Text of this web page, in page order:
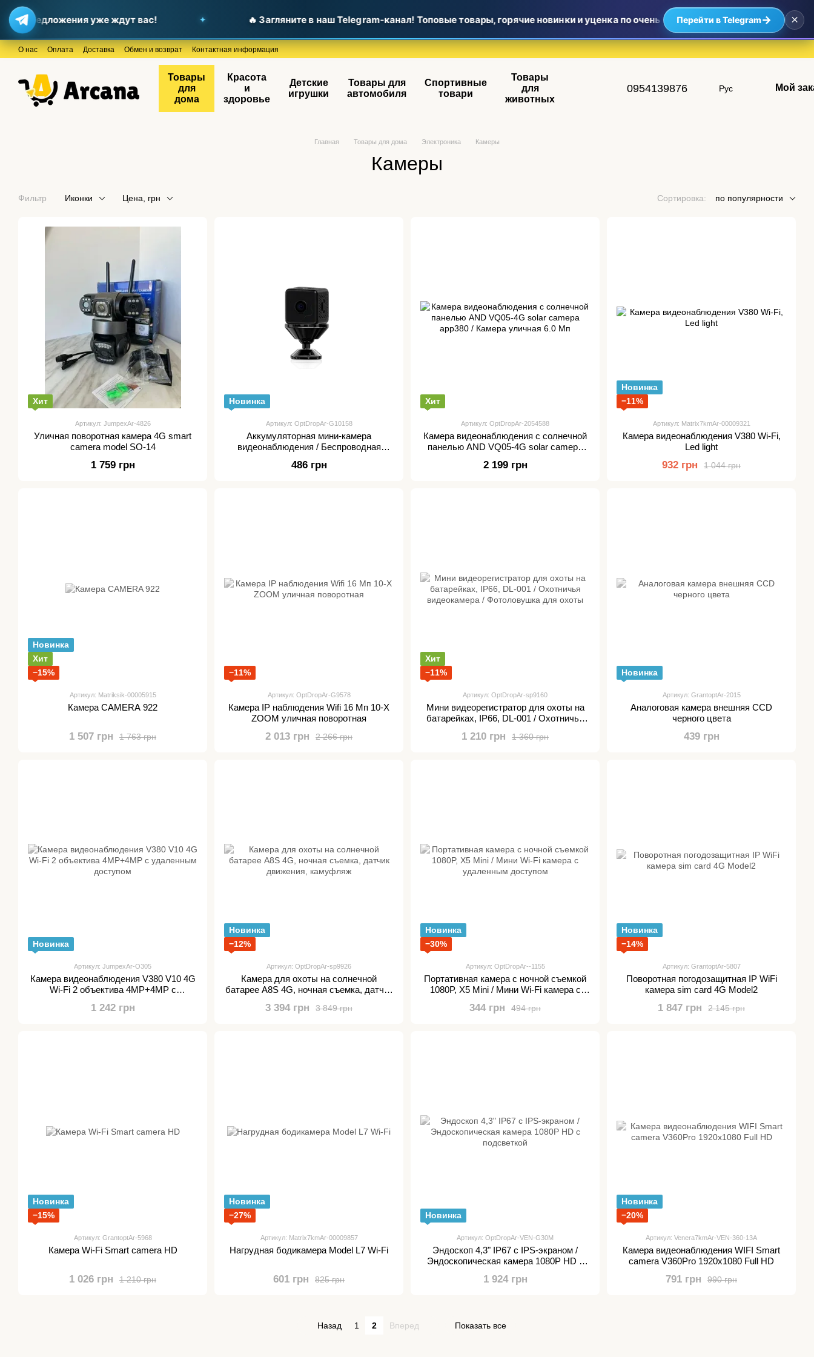
предложения уже ждут вас! 🔥 Загляните в наш Telegram-канал! Топовые товары, горячие новинки и уценка по очень приятным ценам — самые
Перейти в Telegram→ ×
Перейти к основному контенту
О нас Оплата Доставка Обмен и возврат Контактная информация
Товары
для
дома
Красота
и
здоровье
Детские
игрушки
Товары для
автомобиля
Спортивные
товари
Товары
для
животных
0954139876 Рус Мой
Главная Товары для дома Электроника Камеры
Камеры
Фильтр Иконки Цена, грн Сортировка: по популярности
Хит
Артикул: JumpexAr-4826
Уличная поворотная камера 4G smart
camera model SO-14
1 759 грн
Новинка
Артикул: OptDropAr-G10158
Аккумуляторная мини-камера
видеонаблюдения / Беспроводная
камера с подставкой
486 грн
Хит
Артикул: OptDropAr-2054588
Камера видеонаблюдения с солнечной
панелью AND VQ05-4G solar camepa
2 199 грн
Новинка
−11%
Артикул: Matrix7kmAr-00009321
Камера видеонаблюдения V380 Wi-Fi,
Led light
1 044 грн
932 грн
Новинка
Хит
−15%
Артикул: Matriksik-00005915
Камера CAMERA 922
1 763 грн
1 507 грн
−11%
Артикул: OptDropAr-G9578
Камера IP наблюдения Wifi 16 Мп 10-Х
ZOOM уличная поворотная
2 266 грн
2 013 грн
Хит
−11%
Артикул: OptDropAr-sp9160
Мини видеорегистратор для охоты на
батарейках, IP66, DL-001 / Охотничья
1 360 грн
1 210 грн
Новинка
Артикул: GrantoptAr-2015
Аналоговая камера внешняя CCD
черного цвета
439 грн
Новинка
Артикул: JumpexAr-О305
Камера видеонаблюдения V380 V10 4G
Wi-Fi 2 объектива 4MP+4MP с
1 242 грн
Новинка
−12%
Артикул: OptDropAr-sp9926
Камера для охоты на солнечной
батарее A8S 4G, ночная съемка, датчик
3 849 грн
3 394 грн
Новинка
−30%
Артикул: OptDropAr--1155
Портативная камера с ночной съемкой
1080P, X5 Mini / Мини Wi-Fi камера с
494 грн
344 грн
Новинка
−14%
Артикул: GrantoptAr-5807
Поворотная погодозащитная IP WiFi
камера sim card 4G Model2
2 145 грн
1 847 грн
Новинка
−15%
Артикул: GrantoptAr-5968
Камера Wi-Fi Smart camera HD
1 210 грн
1 026 грн
Новинка
−27%
Артикул: Matrix7kmAr-00009857
Нагрудная бодикамера Model L7 Wi-Fi
825 грн
601 грн
Новинка
Артикул: OptDropAr-VEN-G30M
Эндоскоп 4,3" IP67 с IPS-экраном /
Эндоскопическая камера 1080P HD с
1 924 грн
Новинка
−20%
Артикул: Venera7kmAr-VEN-360-13A
Камера видеонаблюдения WIFI Smart
camera V360Pro 1920x1080 Full HD
990 грн
791 грн
Назад 1 2 Вперед Показать все